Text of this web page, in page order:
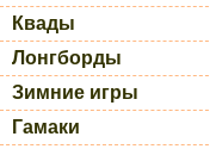
Квады
Лонгборды
Зимние игры
Гамаки